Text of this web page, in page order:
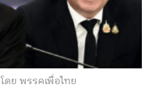
โดย พรรคเพื่อไทย